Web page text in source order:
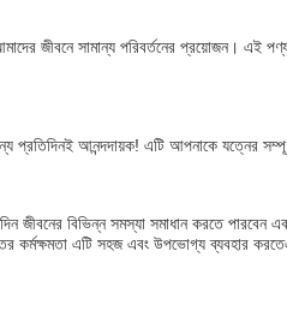
জীবনে সামান্য পরিবর্তনের প্রয়োজন। এই
প্রতিদিনই আনন্দদায়ক! এটি আপনাকে যত্নের
জীবনের বিভিন্ন সমস্যা সমাধান করতে
কর্মক্ষমতা এটি সহজ এবং উপভোগ্য ব্যবহার